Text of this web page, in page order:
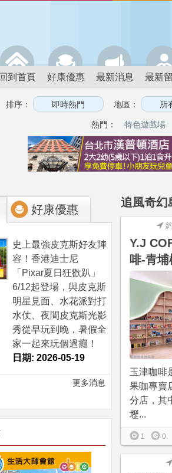
回到首頁 好康優惠 最新消息 最新
排序： 地區：
熱門： 特色遊戲場
好康優惠
史上最強皮克斯好友陣
容！香港迪士尼
「Pixar夏日狂歡趴」
6/12起登場，與皮克斯
明星見面、水花派對打
水仗、夜間皮克斯光影
秀從早玩到晚，暑假全
家一起來玩個過癮！
日期: 2026-05-19
更多消息
追風奇幻
Y.J
啡-青
玉津咖啡
果咖專賣
分店，其
壢...
1 0